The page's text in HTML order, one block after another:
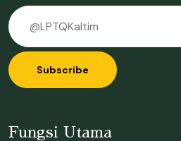
Subscribe
Fungsi Utama